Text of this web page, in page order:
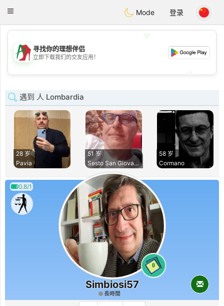
AmamiOra
Toggle
Mode 登录
💖
💕
寻找你的理想伴侣
立即下载我们的交友应用！
遇到 人 Lombardia
28 岁
Pavia
51 岁
Sesto San Giovanni
58 岁
Cormano
0.8/1
0
Simbiosi57
長時間